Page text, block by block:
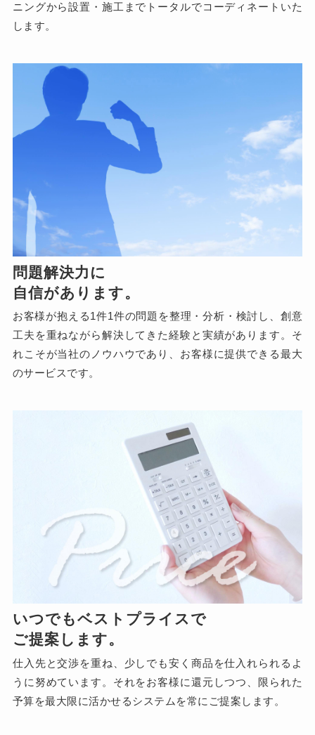
ニングから設置・施工までトータルでコーディネートいた
します。
問題解決力に
自信があります。
お客様が抱える1件1件の問題を整理・分析・検討し、創意
工夫を重ねながら解決してきた経験と実績があります。そ
れこそが当社のノウハウであり、お客様に提供できる最大
のサービスです。
いつでもベストプライスで
ご提案します。
仕入先と交渉を重ね、少しでも安く商品を仕入れられるよ
うに努めています。それをお客様に還元しつつ、限られた
予算を最大限に活かせるシステムを常にご提案します。